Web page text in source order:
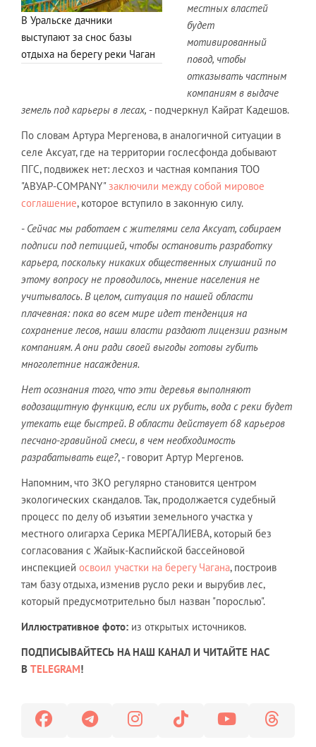
В Уральске дачники
выступают за снос базы
отдыха на берегу реки Чаган
местных властей
будет
мотивированный
повод, чтобы
отказывать частным
компаниям в выдаче
земель под карьеры в лесах, - подчеркнул Кайрат Кадешов.
По словам Артура Мергенова, в аналогичной ситуации в
селе Аксуат, где на территории гослесфонда добывают
ПГС, подвижек нет: лесхоз и частная компания ТОО
"АВУАР-COMPANY"заключили между собой мировое
соглашение, которое вступило в законную силу.
- Сейчас мы работаем с жителями села Аксуат, собираем
подписи под петицией, чтобы остановить разработку
карьера, поскольку никаких общественных слушаний по
этому вопросу не проводилось, мнение населения не
учитывалось. В целом, ситуация по нашей области
плачевная: пока во всем мире идет тенденция на
сохранение лесов, наши власти раздают лицензии разным
компаниям. А они ради своей выгоды готовы губить
многолетние насаждения.
Нет осознания того, что эти деревья выполняют
водозащитную функцию, если их рубить, вода с реки будет
утекать еще быстрей. В области действует 68 карьеров
песчано-гравийной смеси, в чем необходимость
разрабатывать еще?, - говорит Артур Мергенов.
Напомним, что ЗКО регулярно становится центром
экологических скандалов. Так, продолжается судебный
процесс по делу об изъятии земельного участка у
местного олигарха Серика МЕРГАЛИЕВА, который без
согласования с Жайык-Каспийской бассейновой
инспекцией освоил участки на берегу Чагана, построив
там базу отдыха, изменив русло реки и вырубив лес,
который предусмотрительно был назван "порослью".
Иллюстративное фото: из открытых источников.
ПОДПИСЫВАЙТЕСЬ НА НАШ КАНАЛ И ЧИТАЙТЕ НАС
В TELEGRAM!